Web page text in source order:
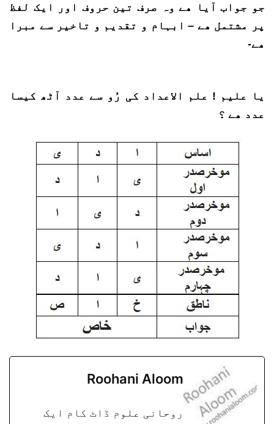
جو جواب آیا ھے وہ صرف تین حروف اور ایک لفظ
پر مشتمل ھے – ابہام و تقدیم و تاخیر سے مبرا
ھے-
یا علیم ! علم الاعداد کی رُو سے عدد آٹھ کیسا
عدد ھے ؟
Roohani Aloom
روحانی علوم ڈاٹ کام ایک